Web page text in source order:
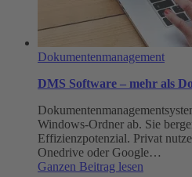
Dokumentenmanagement
DMS Software – mehr als
Windows-Ordner ab. Sie
Effizienzpotenzial. Privat
Onedrive oder Google…
Ganzen Beitrag lesen